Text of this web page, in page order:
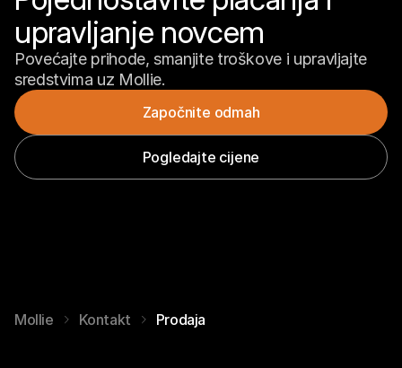
upravljanje novcem
Povećajte prihode, smanjite troškove i upravljajte
sredstvima uz Mollie.
Započnite odmah
Pogledajte cijene
Mollie Kontakt Prodaja